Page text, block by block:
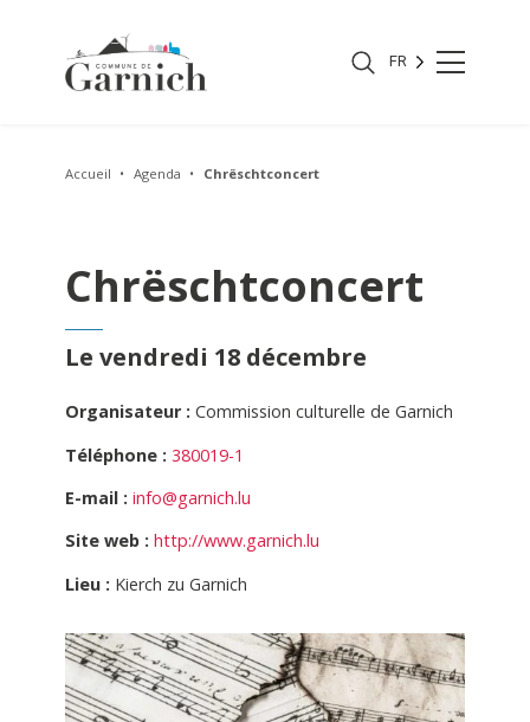
FR
Accueil Agenda Chrëschtconcert
Chrëschtconcert
Le vendredi 18 décembre
Organisateur : Commission culturelle de Garnich
Téléphone : 380019-1
E-mail : info@garnich.lu
Site web : http://www.garnich.lu
Lieu : Kierch zu Garnich